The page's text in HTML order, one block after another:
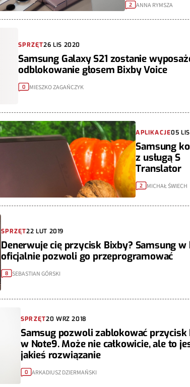
2 ANNA RYMSZA
SPRZĘT26 LIS 2020
Samsung Galaxy S21 zostanie
odblokowanie głosem Bixby Voice
0 MIESZKO ZAGAŃCZYK
APLIKACJE05
Samsung
z usługą S
Translator
2 MICHAŁ ŚWIECH
SPRZĘT22 LUT 2019
Denerwuje cię przycisk Bixby? Samsung w
oficjalnie pozwoli go przeprogramować
8 SEBASTIAN GÓRSKI
SPRZĘT20 WRZ 2018
Samsug pozwoli zablokować przycisk
w Note9. Może nie całkowicie, ale to
jakieś rozwiązanie
0 ARKADIUSZ DZIERMAŃSKI